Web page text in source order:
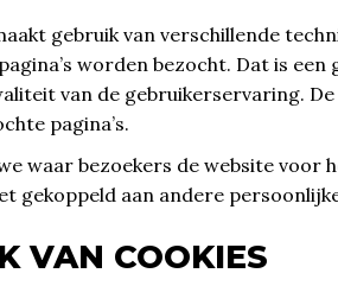
gebruik van verschillende
worden bezocht. Dat is
van de gebruikerservaring.
pagina’s.
waar bezoekers de website voor
gekoppeld aan andere
VAN COOKIES